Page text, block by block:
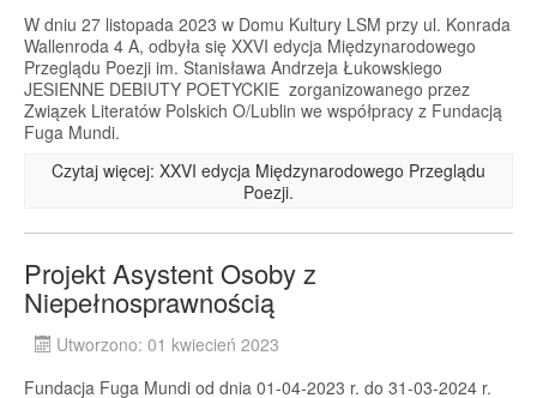
W dniu 27 listopada 2023 w Domu Kultury LSM przy ul. Konrada
Wallenroda 4 A, odbyła się XXVI edycja Międzynarodowego
Przeglądu Poezji im. Stanisława Andrzeja Łukowskiego
JESIENNE DEBIUTY POETYCKIE zorganizowanego przez
Związek Literatów Polskich O/Lublin we współpracy z Fundacją
Fuga Mundi.
Czytaj więcej: XXVI edycja Międzynarodowego Przeglądu
Poezji.
Projekt Asystent Osoby z
Niepełnosprawnością
Utworzono: 01 kwiecień 2023
Fundacja Fuga Mundi od dnia 01-04-2023 r. do 31-03-2024 r.